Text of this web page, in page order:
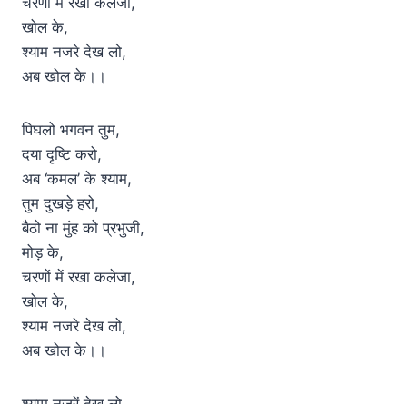
खोल के,
श्याम नजरे देख लो,
अब खोल के।।
पिघलो भगवन तुम,
दया दृष्टि करो,
अब ‘कमल’ के श्याम,
तुम दुखड़े हरो,
बैठो ना मुंह को प्रभुजी,
मोड़ के,
चरणों में रखा कलेजा,
खोल के,
श्याम नजरे देख लो,
अब खोल के।।